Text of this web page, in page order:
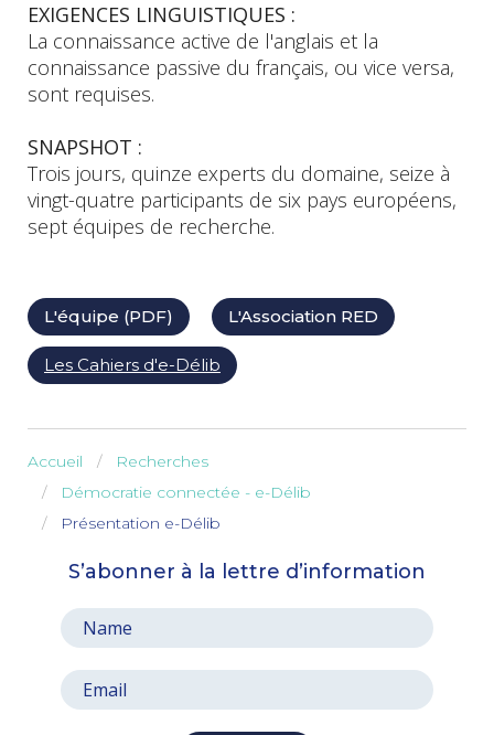
EXIGENCES LINGUISTIQUES :
La connaissance active de l'anglais et la
connaissance passive du français, ou vice versa,
sont requises.
SNAPSHOT :
Trois jours, quinze experts du domaine, seize à
vingt-quatre participants de six pays européens,
sept équipes de recherche.
L'équipe (PDF) L'Association RED
Les Cahiers d'e-Délib
Accueil
Recherches
Démocratie connectée - e-Délib
Présentation e-Délib
S’abonner à la lettre d’information